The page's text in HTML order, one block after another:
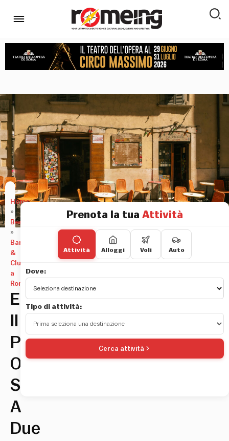
Home
»
Bere
»
Bar
&
Club
a
Roma
Enoteca
Piccolo:
Oasi
Storica
A
Due
Prenota la tua Attività
Attività Alloggi Voli Auto
Dove:
Tipo di attività:
Cerca attività